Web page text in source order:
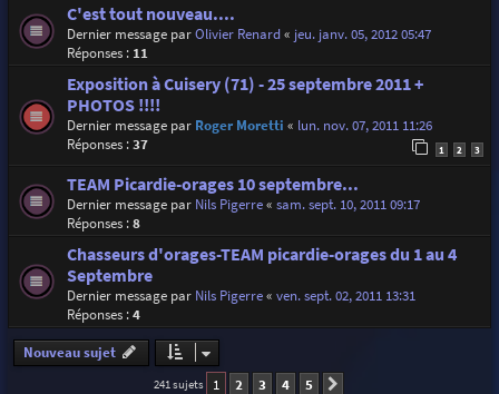
C'est tout nouveau....
Dernier message parOlivier Renard« jeu. janv. 05, 2012 05:47
Réponses : 11
Exposition à Cuisery (71) - 25 septembre 2011 +
PHOTOS !!!!
Dernier message par Roger Moretti « lun. nov. 07, 2011 11:26
Réponses :37 1 2 3
TEAM Picardie-orages 10 septembre...
Dernier message par Nils Pigerre« sam. sept. 10, 2011 09:17
Réponses :8
Chasseurs d'orages-TEAM picardie-orages du 1 au 4
Septembre
Dernier message par Nils Pigerre« ven. sept. 02, 2011 13:31
Réponses :4
Nouveau sujet
241 sujets 1 2 3 4 5